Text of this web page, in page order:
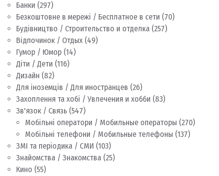
Банки (297)
Безкоштовне в мережі / Бесплатное в сети (70)
Будівництво / Строительство и отделка (257)
Відпочинок / Отдых (49)
Гумор / Юмор (14)
Діти / Дети (116)
Дизайн (82)
Для іноземців / Для иностранцев (26)
Захоплення та хобі / Увлечения и хобби (83)
Зв'язок / Связь (547)
Мобільні оператори / Мобильные операторы (270)
Мобільні телефони / Мобильные телефоны (137)
ЗМІ та періодика / СМИ (103)
Знайомства / Знакомства (25)
Кино (55)